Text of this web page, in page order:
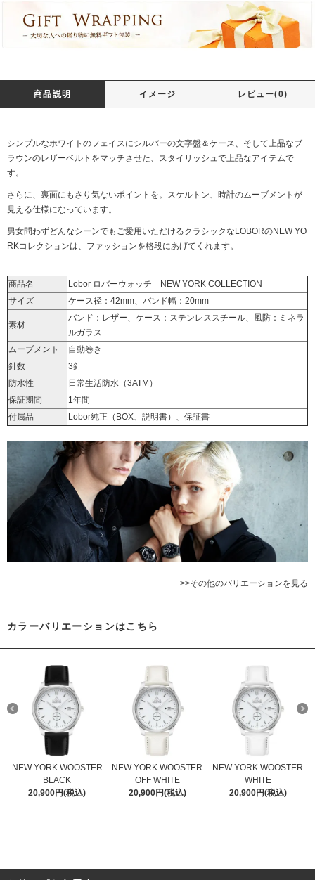
商品説明 イメージ レビュー(0)
シンプルなホワイトのフェイスにシルバーの文字盤＆ケース、そして上品なブ
ラウンのレザーベルトをマッチさせた、スタイリッシュで上品なアイテムで
す。
さらに、裏面にもさり気ないポイントを。スケルトン、時計のムーブメントが
見える仕様になっています。
男女問わずどんなシーンでもご愛用いただけるクラシックなLOBORのNEW YO
RKコレクションは、ファッションを格段にあげてくれます。
商品名
Lobor ロバーウォッチ NEW YORK COLLECTION
サイズ
ケース径：42mm、バンド幅：20mm
素材
バンド：レザー、ケース：ステンレススチール、風防：ミネラ
ルガラス
ムーブメント
自動巻き
針数
3針
防水性
日常生活防水（3ATM）
保証期間
1年間
付属品
Lobor純正（BOX、説明書）、保証書
>>その他のバリエーションを見る
カラーバリエーションはこちら
NEW YORK WOOSTER
BLACK
20,900円(税込)
NEW YORK WOOSTER
OFF WHITE
20,900円(税込)
NEW YORK WOOSTER
WHITE
20,900円(税込)